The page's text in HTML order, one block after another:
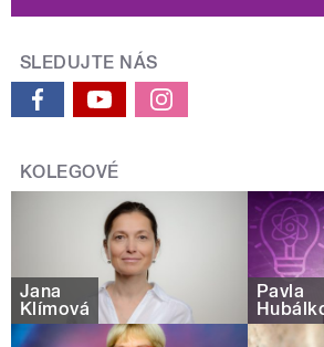
SLEDUJTE NÁS
KOLEGOVÉ
Jana
Klímová
Pavla